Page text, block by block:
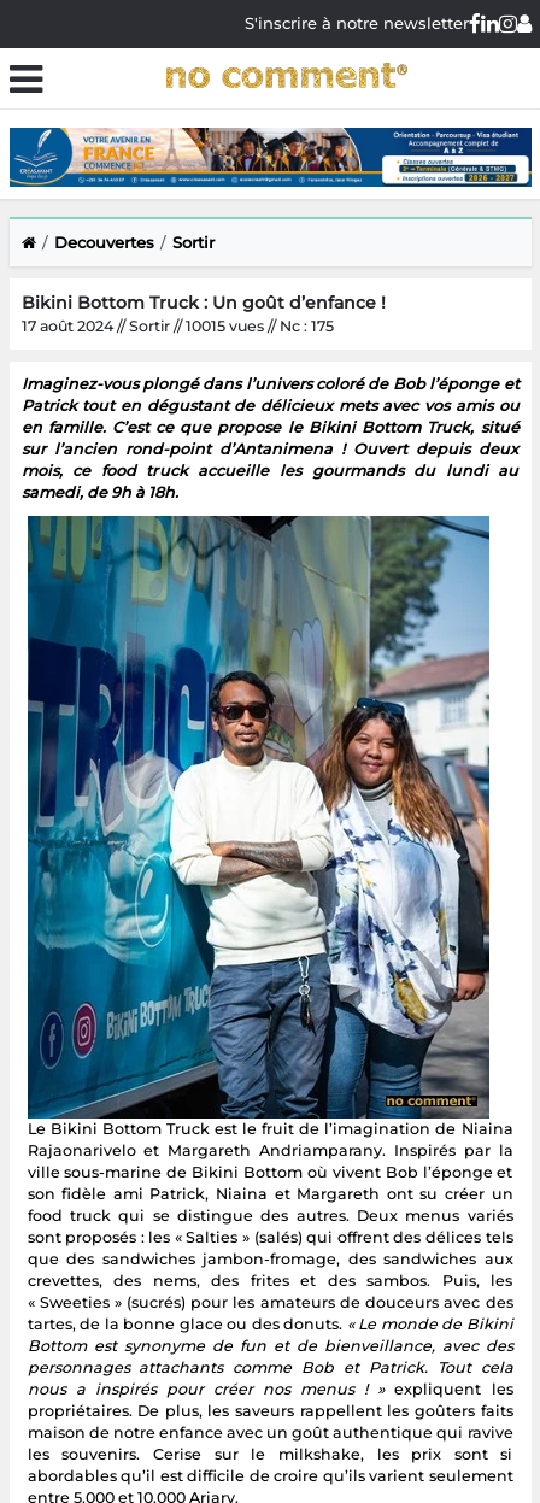
S'inscrire à notre newsletter
Decouvertes Sortir
Bikini Bottom Truck : Un goût d’enfance !
17 août 2024 // Sortir // 10015 vues // Nc : 175
Imaginez-vous plongé dans l’univers coloré de Bob l’éponge et
Patrick tout en dégustant de délicieux mets avec vos amis ou
en famille. C’est ce que propose le Bikini Bottom Truck, situé
sur l’ancien rond-point d’Antanimena ! Ouvert depuis deux
mois, ce food truck accueille les gourmands du lundi au
samedi, de 9h à 18h.
Le Bikini Bottom Truck est le fruit de l’imagination de Niaina
Rajaonarivelo et Margareth Andriamparany. Inspirés par la
ville sous-marine de Bikini Bottom où vivent Bob l’éponge et
son fidèle ami Patrick, Niaina et Margareth ont su créer un
food truck qui se distingue des autres. Deux menus variés
sont proposés : les « Salties » (salés) qui offrent des délices tels
que des sandwiches jambon-fromage, des sandwiches aux
crevettes, des nems, des frites et des sambos. Puis, les
« Sweeties » (sucrés) pour les amateurs de douceurs avec des
tartes, de la bonne glace ou des donuts. « Le monde de Bikini
Bottom est synonyme de fun et de bienveillance, avec des
personnages attachants comme Bob et Patrick. Tout cela
nous a inspirés pour créer nos menus ! »expliquent les
propriétaires. De plus, les saveurs rappellent les goûters faits
maison de notre enfance avec un goût authentique qui ravive
les souvenirs. Cerise sur le milkshake, les prix sont si
abordables qu’il est difficile de croire qu’ils varient seulement
entre 5.000 et 10.000 Ariary.